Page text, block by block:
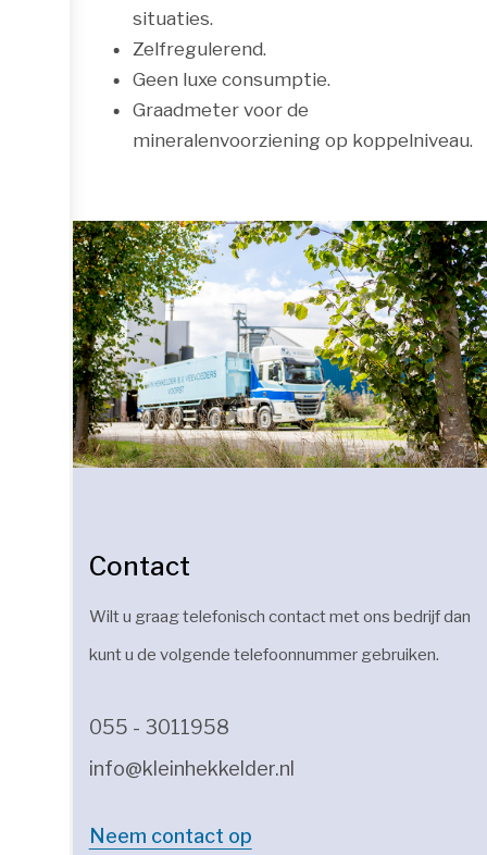
situaties.
Zelfregulerend.
Geen luxe consumptie.
Graadmeter voor de
mineralenvoorziening op koppelniveau.
Contact
Wilt u graag telefonisch contact met ons bedrijf dan
kunt u de volgende telefoonnummer gebruiken.
055 - 3011958
info@kleinhekkelder.nl
Neem contact op